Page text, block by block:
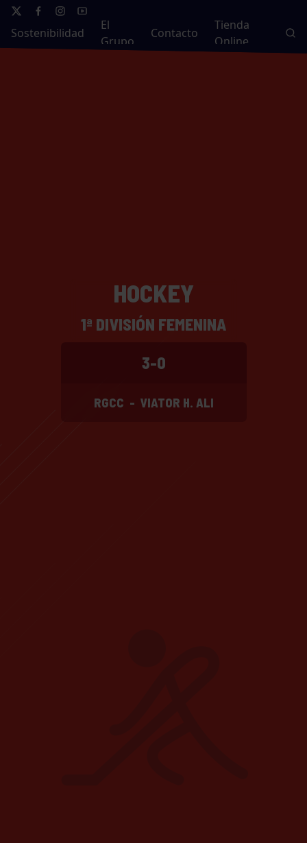
Sostenibilidad
El
Grupo
Contacto
Tienda
Online
HOCKEY
1ª DIVISIÓN FEMENINA
3-0
RGCC - VIATOR H. ALI